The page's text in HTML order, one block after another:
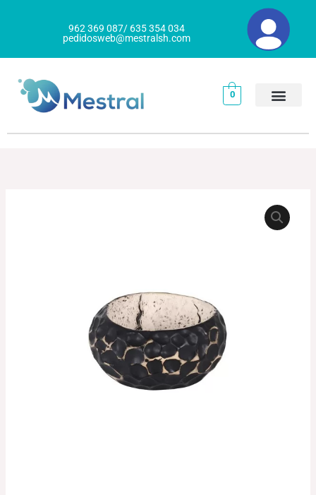
962 369 087/ 635 354 034
pedidosweb@mestralsh.com
0